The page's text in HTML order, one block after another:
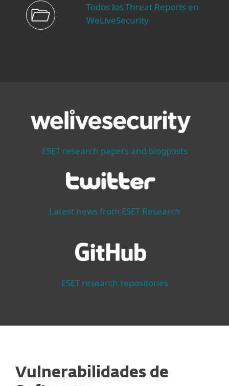
Todos los Threat Reports en
WeLiveSecurity
ESET research papers and blogposts
Latest news from ESET Research
ESET research repositories
Vulnerabilidades de